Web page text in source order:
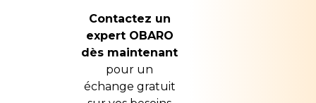
Contactez un
expert OBARO
dès maintenant
pour un
échange gratuit